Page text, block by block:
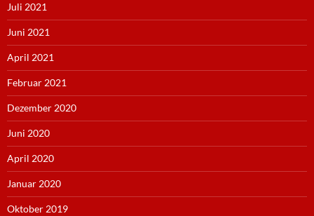
Juli 2021
Juni 2021
April 2021
Februar 2021
Dezember 2020
Juni 2020
April 2020
Januar 2020
Oktober 2019